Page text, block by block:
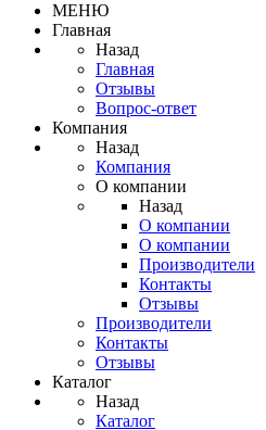
МЕНЮ
Главная
Назад
Главная
Отзывы
Вопрос-ответ
Компания
Назад
Компания
О компании
Назад
О компании
О компании
Производители
Контакты
Отзывы
Производители
Контакты
Отзывы
Каталог
Назад
Каталог